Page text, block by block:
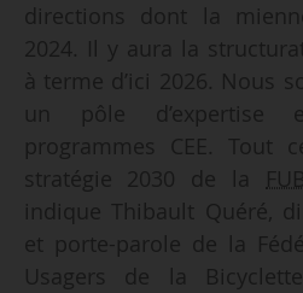
directions dont la
2024. Il y aura la
à terme d’ici 2026. Nous
un pôle d’expertise
programmes CEE. Tout
stratégie 2030 de la FUB
indique Thibault Quéré,
et porte-parole de la
Usagers de la